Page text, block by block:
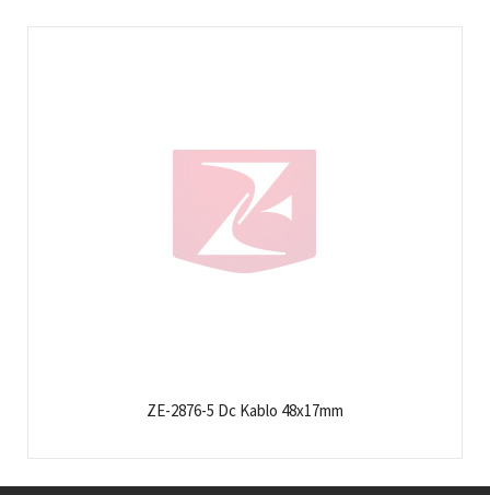
ZE-2876-5 Dc Kablo 48x17mm